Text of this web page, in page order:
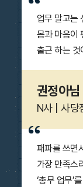
업무 말고는
몸과 마음이
출근 하는 것
권정아님
N사 | 사당
패파를 쓰면
가장 만족스
‘총무 업무’